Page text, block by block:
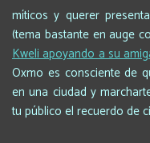
míticos y querer
(tema bastante en auge
Kweli apoyando a su
Oxmo es consciente de
en una ciudad y
tu público el recuerdo de